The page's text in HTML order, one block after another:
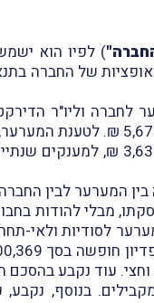
) לפיו הוא
של החברה
לחברה וליו"ר
שולמו לו חלק נכבד מזכויותיו בהתאם להסכם
681,376 ₪, 3% מהון מניות החברה שכבר
מבלי להודות
בסך 571,000 ₪; תשלום בגין
עוד נקבע
בנוסף,